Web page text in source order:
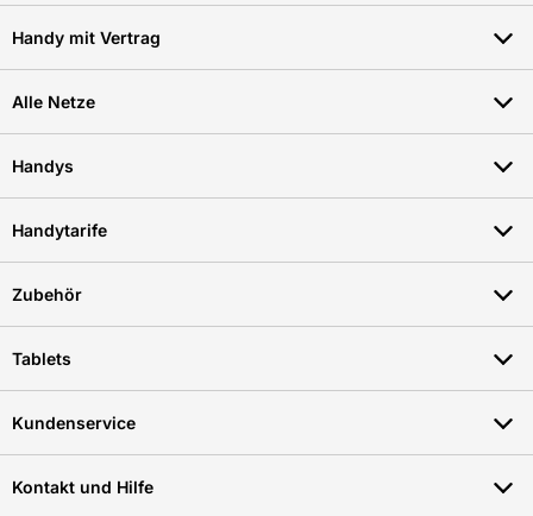
Handy mit Vertrag
Alle Netze
Handys
Handytarife
Zubehör
Tablets
Kundenservice
Kontakt und Hilfe